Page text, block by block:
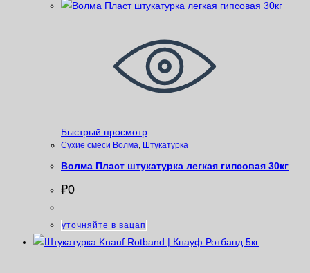
Быстрый просмотр
Сухие смеси Волма, Штукатурка
Волма Пласт штукатурка легкая гипсовая 30кг
₽0
уточняйте в вацап